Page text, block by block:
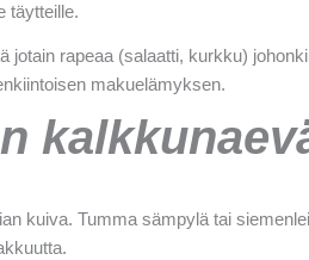
täytteille.
rapeaa (salaatti, kurkku)
makuelämyksen.
kuiva. Tumma sämpylä tai